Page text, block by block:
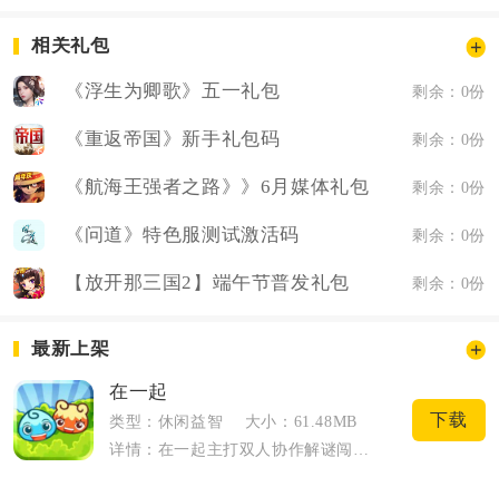
相关礼包
《浮生为卿歌》五一礼包 剩余：0份
《重返帝国》新手礼包码 剩余：0份
《航海王强者之路》》6月媒体礼包 剩余：0份
《问道》特色服测试激活码 剩余：0份
【放开那三国2】端午节普发礼包 剩余：0份
最新上架
在一起
类型：休闲益智
大小：61.48MB
下载